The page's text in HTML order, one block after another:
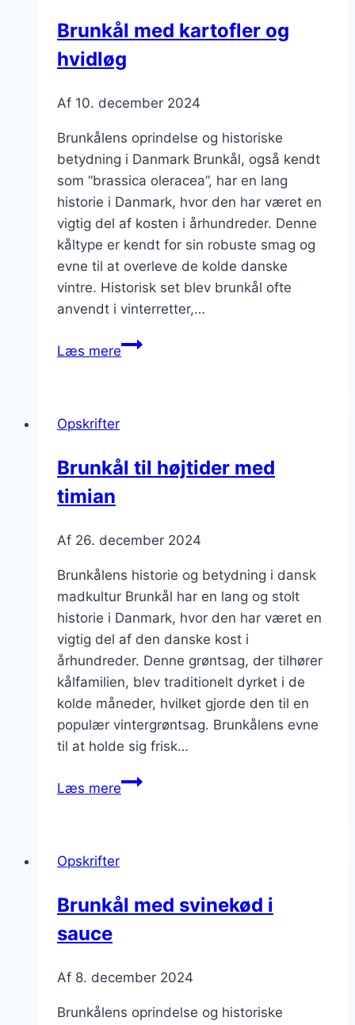
Brunkål med kartofler og
hvidløg
Af 10. december 2024
Brunkålens oprindelse og historiske
betydning i Danmark Brunkål, også kendt
som “brassica oleracea”, har en lang
historie i Danmark, hvor den har været en
vigtig del af kosten i århundreder. Denne
kåltype er kendt for sin robuste smag og
evne til at overleve de kolde danske
vintre. Historisk set blev brunkål ofte
anvendt i vinterretter,…
Læs mereBrunkål
Opskrifter
Brunkål til højtider med
timian
Af 26. december 2024
Brunkålens historie og betydning i dansk
madkultur Brunkål har en lang og stolt
historie i Danmark, hvor den har været en
vigtig del af den danske kost i
århundreder. Denne grøntsag, der tilhører
kålfamilien, blev traditionelt dyrket i de
kolde måneder, hvilket gjorde den til en
populær vintergrøntsag. Brunkålens evne
til at holde sig frisk…
Læs mereBrunkål
Opskrifter
Brunkål med svinekød i
sauce
Af 8. december 2024
Brunkålens oprindelse og historiske